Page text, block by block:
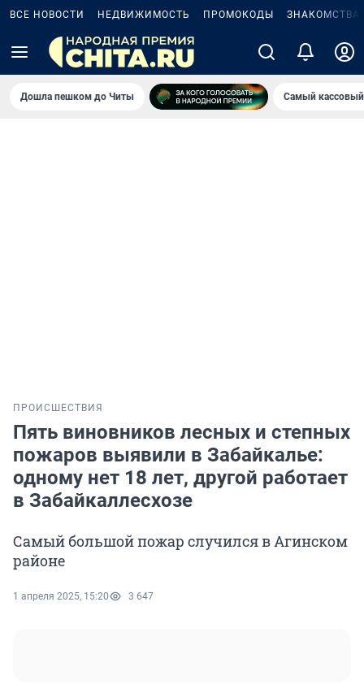
ВСЕ НОВОСТИ НЕДВИЖИМОСТЬ ПРОМОКОДЫ ЗНАКОМСТВА
Дошла пешком до Читы Самый
ПРОИСШЕСТВИЯ
Пять виновников лесных и степных
пожаров выявили в Забайкалье:
одному нет 18 лет, другой работает
в Забайкаллесхозе
Самый большой пожар случился в Агинском
районе
1 апреля 2025, 15:20 3 647